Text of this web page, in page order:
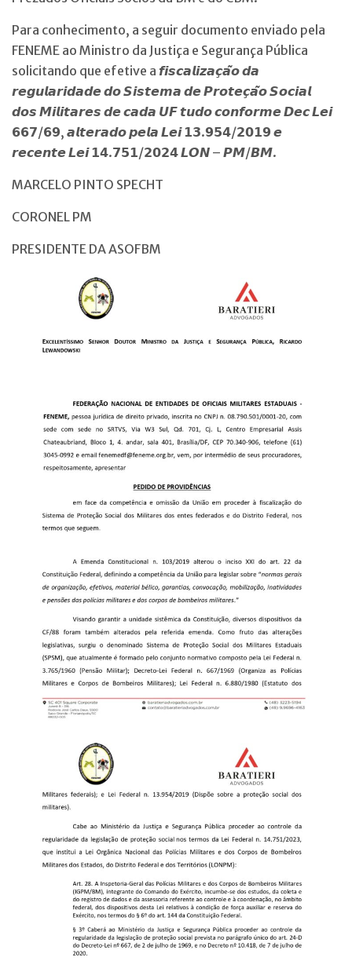
Para conhecimento, a seguir documento enviado pela
FENEME ao Ministro da Justiça e Segurança Pública
solicitando que efetive a 𝙛𝙞𝙨𝙘𝙖𝙡𝙞𝙯𝙖𝙘̧𝙖̃𝙤 𝙙𝙖
𝙧𝙚𝙜𝙪𝙡𝙖𝙧𝙞𝙙𝙖𝙙𝙚 𝙙𝙤 𝙎𝙞𝙨𝙩𝙚𝙢𝙖 𝙙𝙚 𝙋𝙧𝙤𝙩𝙚𝙘̧𝙖̃𝙤 𝙎𝙤𝙘𝙞𝙖𝙡
𝙙𝙤𝙨 𝙈𝙞𝙡𝙞𝙩𝙖𝙧𝙚𝙨 𝙙𝙚 𝙘𝙖𝙙𝙖 𝙐𝙁 𝙩𝙪𝙙𝙤 𝙘𝙤𝙣𝙛𝙤𝙧𝙢𝙚 𝘿𝙚𝙘 𝙇𝙚𝙞
𝟲𝟲𝟳/𝟲𝟵, 𝙖𝙡𝙩𝙚𝙧𝙖𝙙𝙤 𝙥𝙚𝙡𝙖 𝙇𝙚𝙞 𝟭𝟯.𝟵𝟱𝟰/𝟮𝟬𝟭𝟵 𝙚
𝙧𝙚𝙘𝙚𝙣𝙩𝙚 𝙇𝙚𝙞 𝟭𝟰.𝟳𝟱𝟭/𝟮𝟬𝟮𝟰 𝙇𝙊𝙉 – 𝙋𝙈/𝘽𝙈.
MARCELO PINTO SPECHT
CORONEL PM
PRESIDENTE DA ASOFBM